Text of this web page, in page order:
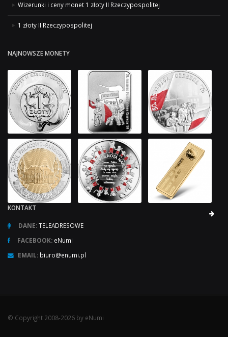
Wizerunki i ceny monet 1 złoty II Rzeczypospolitej
1 złoty II Rzeczypospolitej
NAJNOWSZE MONETY
KONTAKT
DANE:TELEADRESOWE
FACEBOOK: eNumi
EMAIL: biuro@enumi.pl
© Copyright 2008-2026 by eNumi